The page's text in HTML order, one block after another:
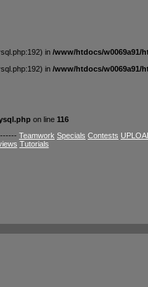
in /www/htdocs/w0069a91/
in /www/htdocs/w0069a91/
on line 116
Teamwork Specials Contests
Tutorials